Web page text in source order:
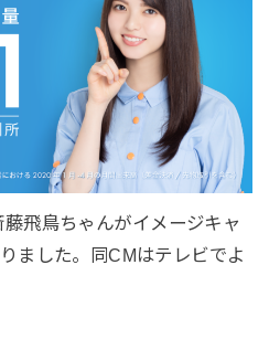
飛鳥ちゃんがイメージキャ
ました。同CMはテレビでよ